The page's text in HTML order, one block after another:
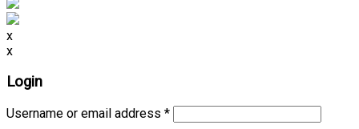
x
x
Login
Username or email address *